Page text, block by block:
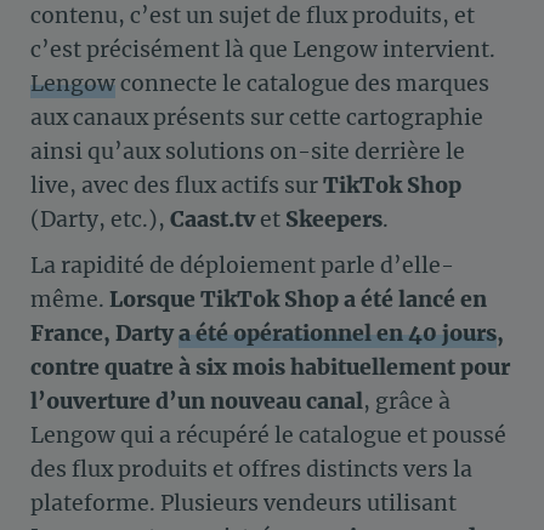
contenu, c’est un sujet de flux produits, et
c’est précisément là que Lengow intervient.
Lengowconnecte le catalogue des marques
aux canaux présents sur cette cartographie
ainsi qu’aux solutions on-site derrière le
live, avec des flux actifs surTikTok Shop
(Darty, etc.), Caast.tvet Skeepers.
La rapidité de déploiement parle d’elle-
même. Lorsque TikTok Shop a été lancé en
France, Dartya été opérationnel en 40 jours,
contre quatre à six mois habituellement pour
l’ouverture d’un nouveau canal, grâce à
Lengow qui a récupéré le catalogue et poussé
des flux produits et offres distincts vers la
plateforme. Plusieurs vendeurs utilisant